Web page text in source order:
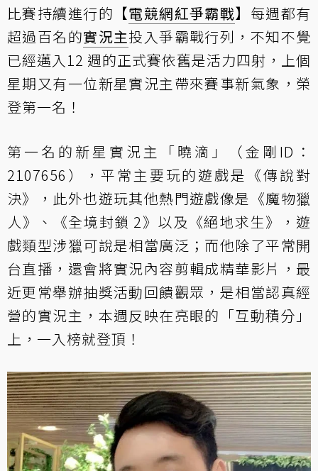
比賽持續進行的【電競網紅爭霸戰】每週都有
超過百名的實況主投入爭霸戰行列，不知不覺
已經邁入12 週的正式賽依舊是活力四射，上個
星期又有一位新星實況主帶來賽事新氣象，榮
登第一名！
第一名的新星實況主「曉滴」（金剛ID：
2107656），平常主要玩的遊戲是《傳說對
決》，此外也遊玩其他熱門遊戲像是《魔物獵
人》、《全境封鎖 2》以及《絕地求生》，遊
戲類型涉獵可說是相當廣泛；而他除了平常開
台直播，還會將實況內容剪輯成精華影片，最
近更常舉辦抽獎活動回饋觀眾，是相當認真經
營的實況主，本週反映在亮眼的「互動積分」
上，一入榜就登頂！